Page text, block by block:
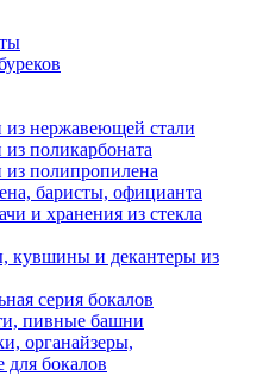
из нержавеющей стали
из поликарбоната
из полипропилена
баристы, официанта
и хранения из стекла
кувшины и декантеры из
серия бокалов
пивные башни
органайзеры,
бокалов